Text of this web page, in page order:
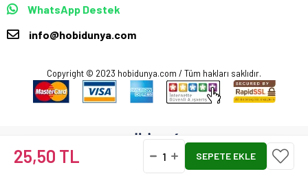
25,50 TL
WhatsApp Destek
info@hobidunya.com
Copyright © 2023 hobidunya.com / Tüm hakları saklıdır.
Anasayfa Sepetim Üye Girişi